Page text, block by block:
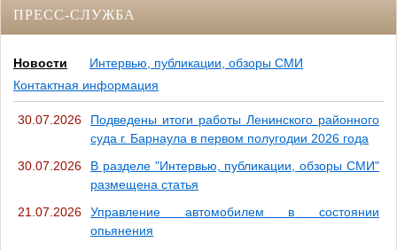
ПРЕСС-СЛУЖБА
Новости
Интервью, публикации, обзоры СМИ
Контактная информация
30.07.2026
Подведены итоги работы Ленинского районного
суда г. Барнаула в первом полугодии 2026 года
30.07.2026
В разделе "Интервью, публикации, обзоры СМИ"
размещена статья
21.07.2026
Управление автомобилем в состоянии
опьянения